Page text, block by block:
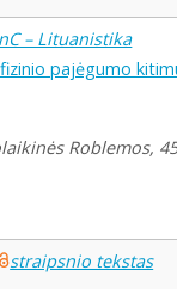
– Lituanistika
pajėgumo
Roblemos,
straipsnio tekstas